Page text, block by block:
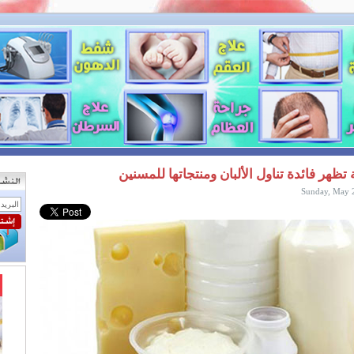
فائدة تناول الألبان ومنتجاتها للمسنين
Sunday, May